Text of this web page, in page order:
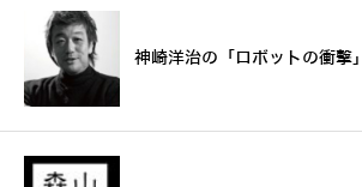
神崎洋治の「ロボットの衝撃」